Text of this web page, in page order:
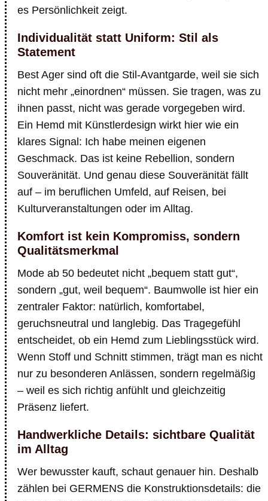
es Persönlichkeit zeigt.
Individualität statt Uniform: Stil als
Statement
Best Ager sind oft die Stil-Avantgarde, weil sie sich
nicht mehr „einordnen“ müssen. Sie tragen, was zu
ihnen passt, nicht was gerade vorgegeben wird.
Ein Hemd mit Künstlerdesign wirkt hier wie ein
klares Signal: Ich habe meinen eigenen
Geschmack. Das ist keine Rebellion, sondern
Souveränität. Und genau diese Souveränität fällt
auf – im beruflichen Umfeld, auf Reisen, bei
Kulturveranstaltungen oder im Alltag.
Komfort ist kein Kompromiss, sondern
Qualitätsmerkmal
Mode ab 50 bedeutet nicht „bequem statt gut“,
sondern „gut, weil bequem“. Baumwolle ist hier ein
zentraler Faktor: natürlich, komfortabel,
geruchsneutral und langlebig. Das Tragegefühl
entscheidet, ob ein Hemd zum Lieblingsstück wird.
Wenn Stoff und Schnitt stimmen, trägt man es nicht
nur zu besonderen Anlässen, sondern regelmäßig
– weil es sich richtig anfühlt und gleichzeitig
Präsenz liefert.
Handwerkliche Details: sichtbare Qualität
im Alltag
Wer bewusster kauft, schaut genauer hin. Deshalb
zählen bei GERMENS die Konstruktionsdetails: die